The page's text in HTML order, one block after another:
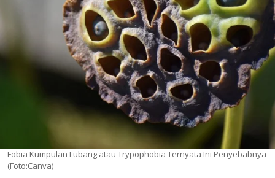
Fobia Kumpulan Lubang atau Trypophobia Ternyata Ini Penyebabnya
(Foto:Canva)